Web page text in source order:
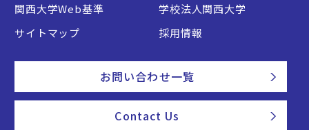
関西大学Web基準
学校法人関西大学
サイトマップ
採用情報
お問い合わせ一覧
Contact Us